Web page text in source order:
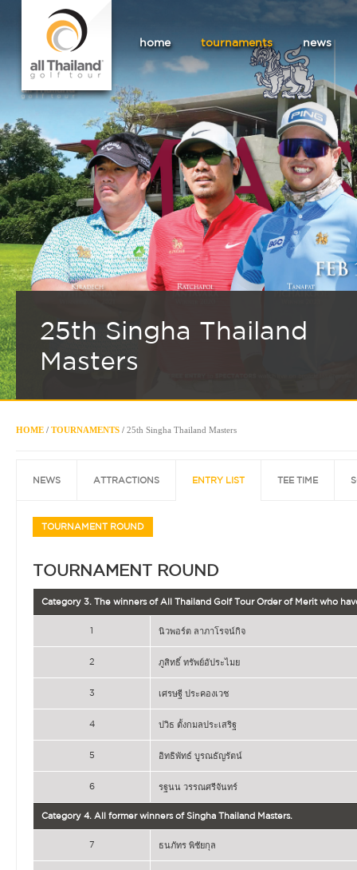
home tournaments news
25th Singha Thailand
Masters
HOME / TOURNAMENTS / 25th Singha Thailand Masters
NEWS ATTRACTIONS ENTRY LIST TEE TIME
TOURNAMENT ROUND
TOURNAMENT ROUND
Category 3. The winners of All Thailand Golf Tour Order of Merit who
1 นิวพอร์ต ลาภาโรจน์กิจ
2 ภูสิทธิ์ ทรัพย์อัประไมย
3 เศรษฐี ประคองเวช
4 ปวิธ ตั้งกมลประเสริฐ
5 อิทธิพัทธ์ บูรณธัญรัตน์
6 รฐนน วรรณศรีจันทร์
Category 4. All former winners of Singha Thailand Masters.
7 ธนภัทร พิชัยกุล